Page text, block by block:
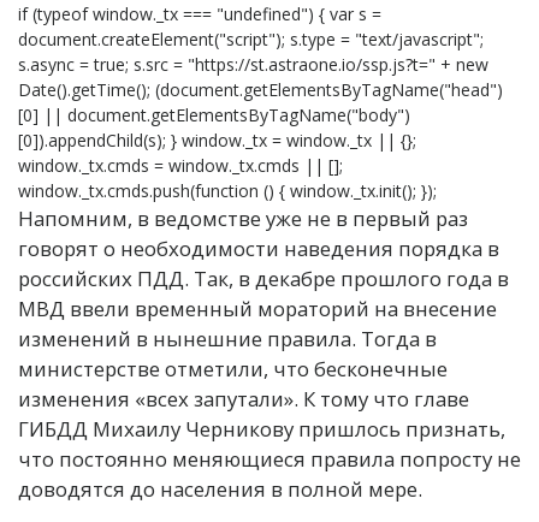
if (typeof window._tx === "undefined") { var s =
document.createElement("script"); s.type = "text/javascript";
s.async = true; s.src = "https://st.astraone.io/ssp.js?t=" + new
Date().getTime(); (document.getElementsByTagName("head")
[0] || document.getElementsByTagName("body")
[0]).appendChild(s); } window._tx = window._tx || {};
window._tx.cmds = window._tx.cmds || [];
window._tx.cmds.push(function () { window._tx.init(); });
Напомним, в ведомстве уже не в первый раз
говорят о необходимости наведения порядка в
российских ПДД. Так, в декабре прошлого года в
МВД ввели временный мораторий на внесение
изменений в нынешние правила. Тогда в
министерстве отметили, что бесконечные
изменения «всех запутали». К тому что главе
ГИБДД Михаилу Черникову пришлось признать,
что постоянно меняющиеся правила попросту не
доводятся до населения в полной мере.